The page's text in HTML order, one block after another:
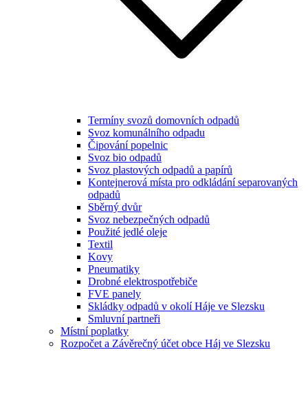
Termíny svozů domovních odpadů
Svoz komunálního odpadu
Čipování popelnic
Svoz bio odpadů
Svoz plastových odpadů a papírů
Kontejnerová místa pro odkládání separovaných
odpadů
Sběrný dvůr
Svoz nebezpečných odpadů
Použité jedlé oleje
Textil
Kovy
Pneumatiky
Drobné elektrospotřebiče
FVE panely
Skládky odpadů v okolí Háje ve Slezsku
Smluvní partneři
Místní poplatky
Rozpočet a Závěrečný účet obce Háj ve Slezsku